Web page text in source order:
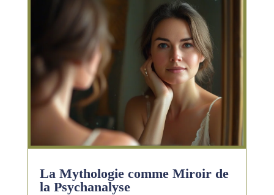
La Mythologie comme Miroir de
la Psychanalyse